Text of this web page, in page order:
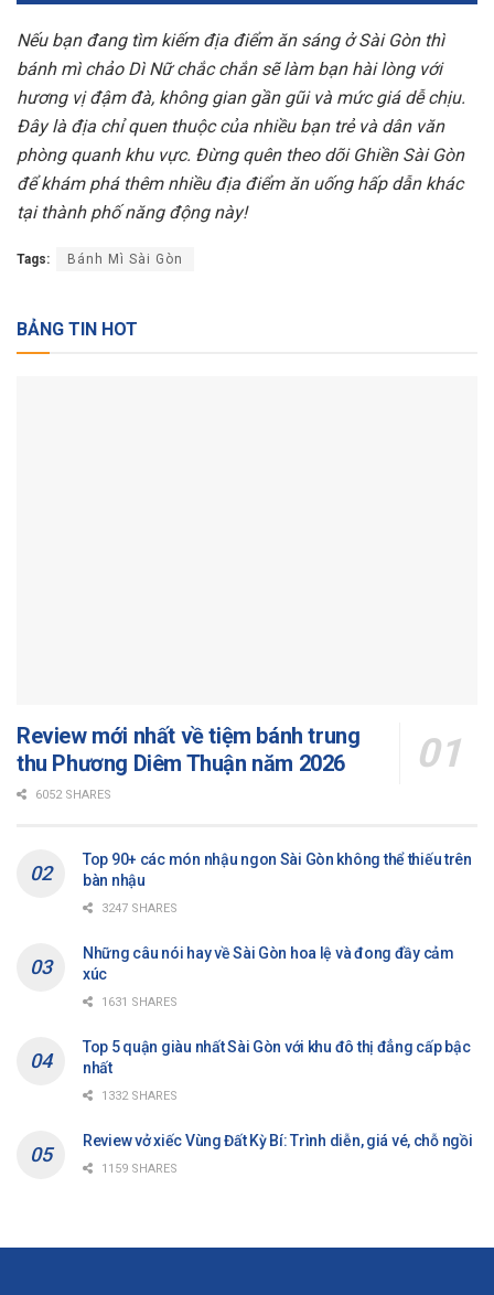
Nếu bạn đang tìm kiếm địa điểm ăn sáng ở Sài Gòn thì
bánh mì chảo Dì Nữ chắc chắn sẽ làm bạn hài lòng với
hương vị đậm đà, không gian gần gũi và mức giá dễ chịu.
Đây là địa chỉ quen thuộc của nhiều bạn trẻ và dân văn
phòng quanh khu vực. Đừng quên theo dõi Ghiền Sài Gòn
để khám phá thêm nhiều địa điểm ăn uống hấp dẫn khác
tại thành phố năng động này!
Tags: Bánh Mì Sài Gòn
BẢNG TIN HOT
Review mới nhất về tiệm bánh trung
thu Phương Diêm Thuận năm 2026
6052 SHARES
Top 90+ các món nhậu ngon Sài Gòn không thể thiếu trên
bàn nhậu
3247 SHARES
Những câu nói hay về Sài Gòn hoa lệ và đong đầy cảm
xúc
1631 SHARES
Top 5 quận giàu nhất Sài Gòn với khu đô thị đẳng cấp bậc
nhất
1332 SHARES
Review vở xiếc Vùng Đất Kỳ Bí: Trình diễn, giá vé, chỗ ngồi
1159 SHARES